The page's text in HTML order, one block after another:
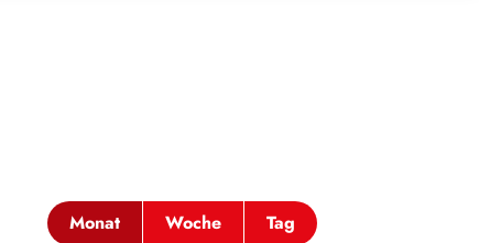
Monat Woche Tag